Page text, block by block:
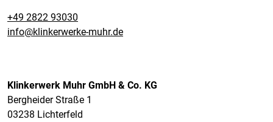
+49 2822 93030
info@klinkerwerke-muhr.de
Klinkerwerk Muhr GmbH & Co. KG
Bergheider Straße 1
03238 Lichterfeld